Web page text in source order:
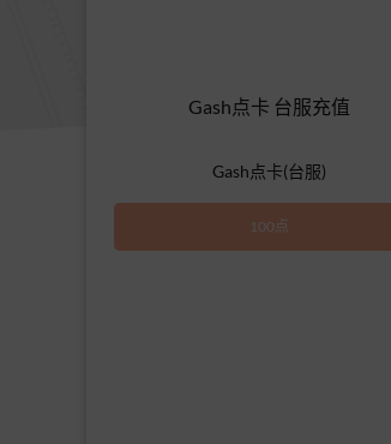
Gash点卡 台服充值
Gash点卡(台服)
100点